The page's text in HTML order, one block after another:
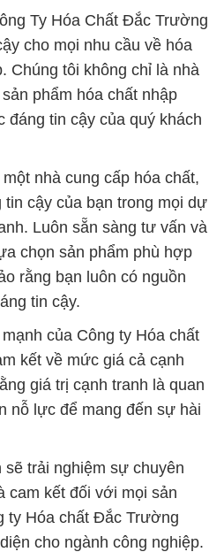
đáng tin cậy của quý khách
nhà cung cấp hóa chất,
cậy của bạn trong mọi dự
Luôn sẵn sàng tư vấn và
chọn sản phẩm phù hợp
rằng bạn luôn có nguồn
tin cậy.
của Công ty Hóa chất
kết về mức giá cả cạnh
giá trị cạnh tranh là quan
nỗ lực để mang đến sự hài
trải nghiệm sự chuyên
cam kết đối với mọi sản
ty Hóa chất Đắc Trường
cho ngành công nghiệp.
an toàn, đáng tin cậy
mọi yêu cầu của khách
doanh Washing Soda Bột